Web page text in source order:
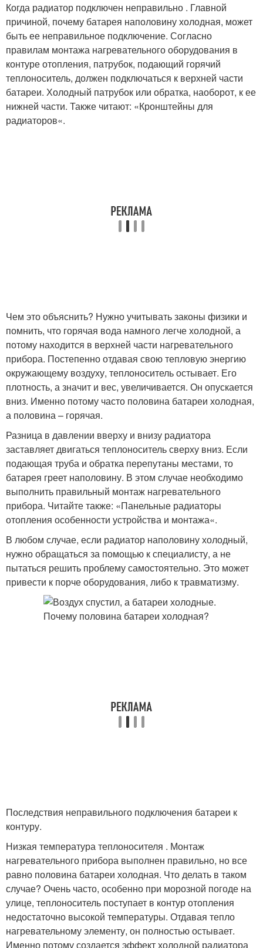
Когда радиатор подключен неправильно . Главной
причиной, почему батарея наполовину холодная, может
быть ее неправильное подключение. Согласно
правилам монтажа нагревательного оборудования в
контуре отопления, патрубок, подающий горячий
теплоноситель, должен подключаться к верхней части
батареи. Холодный патрубок или обратка, наоборот, к ее
нижней части. Также читают: «Кронштейны для
радиаторов«.
Чем это объяснить? Нужно учитывать законы физики и
помнить, что горячая вода намного легче холодной, а
потому находится в верхней части нагревательного
прибора. Постепенно отдавая свою тепловую энергию
окружающему воздуху, теплоноситель остывает. Его
плотность, а значит и вес, увеличивается. Он опускается
вниз. Именно потому часто половина батареи холодная,
а половина – горячая.
Разница в давлении вверху и внизу радиатора
заставляет двигаться теплоноситель сверху вниз. Если
подающая труба и обратка перепутаны местами, то
батарея греет наполовину. В этом случае необходимо
выполнить правильный монтаж нагревательного
прибора. Читайте также: «Панельные радиаторы
отопления особенности устройства и монтажа«.
В любом случае, если радиатор наполовину холодный,
нужно обращаться за помощью к специалисту, а не
пытаться решить проблему самостоятельно. Это может
привести к порче оборудования, либо к травматизму.
Последствия неправильного подключения батареи к
контуру.
Низкая температура теплоносителя . Монтаж
нагревательного прибора выполнен правильно, но все
равно половина батареи холодная. Что делать в таком
случае? Очень часто, особенно при морозной погоде на
улице, теплоноситель поступает в контур отопления
недостаточно высокой температуры. Отдавая тепло
нагревательному элементу, он полностью остывает.
Именно потому создается эффект холодной радиатора